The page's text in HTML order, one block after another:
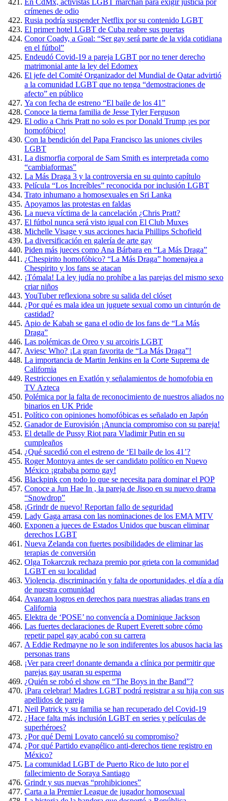
En CdMx, activistas LGBT marchan para exigir justicia por
crímenes de odio
Rusia podría suspender Netflix por su contenido LGBT
El primer hotel LGBT de Cuba reabre sus puertas
Conor Coady, a Goal: “Ser gay será parte de la vida cotidiana
en el fútbol”
Endeudó Covid-19 a pareja LGBT por no tener derecho
matrimonial ante la ley del Edomex
El jefe del Comité Organizador del Mundial de Qatar advirtió
a la comunidad LGBT que no tenga “demostraciones de
afecto” en público
Ya con fecha de estreno “El baile de los 41”
Conoce la tierna familia de Jesse Tyler Ferguson
El odio a Chris Pratt no solo es por Donald Trump ¡es por
homofóbico!
Con la bendición del Papa Francisco las uniones civiles
LGBT
La dismorfia corporal de Sam Smith es interpretada como
“cambiaformas”
La Más Draga 3 y la controversia en su quinto capítulo
Película “Los Increíbles” reconocida por inclusión LGBT
Trato inhumano a homosexuales en Sri Lanka
Apoyamos las protestas en faldas
La nueva víctima de la cancelación ¿Chris Pratt?
El fútbol nunca será visto igual con El Club Muxes
Michelle Visage y sus acciones hacia Phillips Schofield
La diversificación en galería de arte gay
Piden más jueces como Ana Bárbara en “La Más Draga”
¿Chespirito homofóbico? “La Más Draga” homenajea a
Chespirito y los fans se atacan
¡Tómala! La ley judía no prohíbe a las parejas del mismo sexo
criar niños
YouTuber reflexiona sobre su salida del clóset
¿Por qué es mala idea un juguete sexual como un cinturón de
castidad?
Apio de Kabah se gana el odio de los fans de “La Más
Draga”
Las polémicas de Oreo y su arcoiris LGBT
Aviesc Who? ¡La gran favorita de “La Más Draga”!
La importancia de Martin Jenkins en la Corte Suprema de
California
Restricciones en Exatlón y señalamientos de homofobia en
TV Azteca
Polémica por la falta de reconocimiento de nuestros aliados no
binarios en UK Pride
Político con opiniones homofóbicas es señalado en Japón
Ganador de Eurovisión ¡Anuncia compromiso con su pareja!
El detalle de Pussy Riot para Vladimir Putin en su
cumpleaños
¿Qué sucedió con el estreno de ‘El baile de los 41’?
Roger Montoya antes de ser candidato político en Nuevo
México ¡grababa porno gay!
Blackpink con todo lo que se necesita para dominar el POP
Conoce a Jun Hae In , la pareja de Jisoo en su nuevo drama
“Snowdrop”
¡Grindr de nuevo! Reportan fallo de seguridad
Lady Gaga arrasa con las nominaciones de los EMA MTV
Exponen a jueces de Estados Unidos que buscan eliminar
derechos LGBT
Nueva Zelanda con fuertes posibilidades de eliminar las
terapias de conversión
Olga Tokarczuk rechaza premio por grieta con la comunidad
LGBT en su localidad
Violencia, discriminación y falta de oportunidades, el día a día
de nuestra comunidad
Avanzan logros en derechos para nuestras aliadas trans en
California
Elektra de ‘POSE’ no convencía a Dominique Jackson
Las fuertes declaraciones de Rupert Everett sobre cómo
repetir papel gay acabó con su carrera
A Eddie Redmayne no le son indiferentes los abusos hacia las
personas trans
¡Ver para creer! donante demanda a clínica por permitir que
parejas gay usaran su esperma
¿Quién se robó el show en “The Boys in the Band”?
¡Para celebrar! Madres LGBT podrá registrar a su hija con sus
apellidos de pareja
Neil Patrick y su familia se han recuperado del Covid-19
¿Hace falta más inclusión LGBT en series y películas de
superhéroes?
¿Por qué Demi Lovato canceló su compromiso?
¿Por qué Partido evangélico anti-derechos tiene registro en
México?
La comunidad LGBT de Puerto Rico de luto por el
fallecimiento de Soraya Santiago
Grindr y sus nuevas “prohibiciones”
Carta a la Premier League de jugador homosexual